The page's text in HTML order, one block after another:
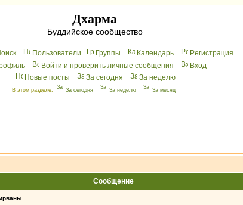
Дхарма
Буддийское сообщество
Пользователи Группы Календарь
Peгиcтрaция
Войти и проверить личные сообщения
Вхoд
Новые посты
За сегодня За неделю
В этом разделе: За сегодня За неделю За месяц
Сообщение